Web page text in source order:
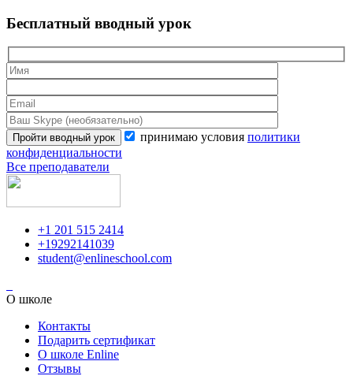
Бесплатный вводный урок
принимаю условия политики
конфиденциальности
Все преподаватели
+1 201 515 2414
+19292141039
student@enlineschool.com
О школе
Контакты
Подарить сертификат
О школе Enline
Отзывы